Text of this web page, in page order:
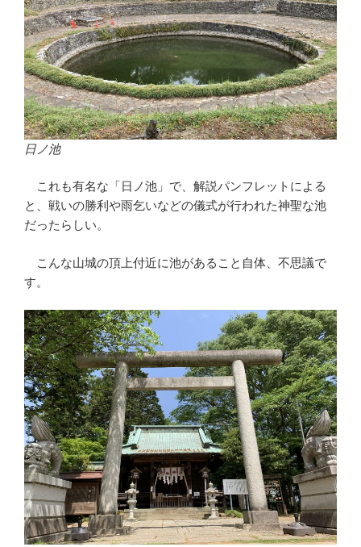
日ノ池
これも有名な「日ノ池」で、解説パンフレットによる
と、戦いの勝利や雨乞いなどの儀式が行われた神聖な池
だったらしい。
こんな山城の頂上付近に池があること自体、不思議で
す。